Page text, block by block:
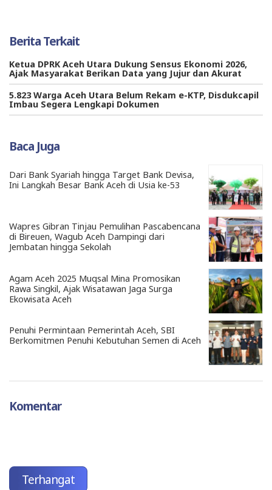
Berita Terkait
Ketua DPRK Aceh Utara Dukung Sensus Ekonomi 2026,
Ajak Masyarakat Berikan Data yang Jujur dan Akurat
5.823 Warga Aceh Utara Belum Rekam e-KTP, Disdukcapil
Imbau Segera Lengkapi Dokumen
Baca Juga
Dari Bank Syariah hingga Target Bank Devisa,
Ini Langkah Besar Bank Aceh di Usia ke-53
Wapres Gibran Tinjau Pemulihan Pascabencana
di Bireuen, Wagub Aceh Dampingi dari
Jembatan hingga Sekolah
Agam Aceh 2025 Muqsal Mina Promosikan
Rawa Singkil, Ajak Wisatawan Jaga Surga
Ekowisata Aceh
Penuhi Permintaan Pemerintah Aceh, SBI
Berkomitmen Penuhi Kebutuhan Semen di Aceh
Komentar
Terhangat